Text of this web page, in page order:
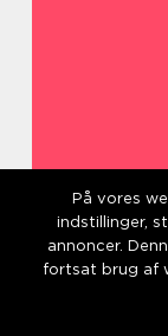
På vores
indstillinger,
annoncer.
fortsat brug af